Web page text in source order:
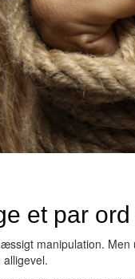
et par
manipulation.